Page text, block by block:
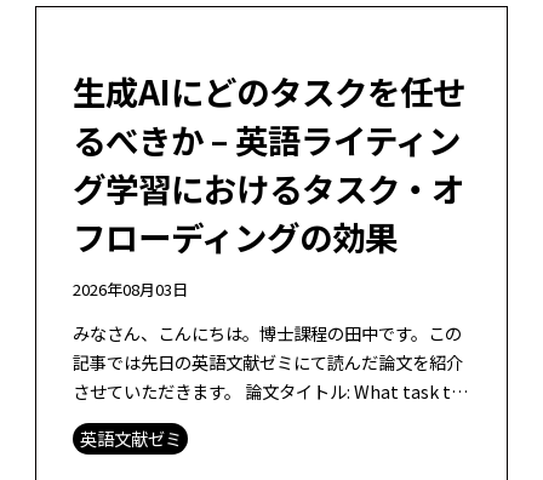
生成AIにどのタスクを任せ
るべきか – 英語ライティン
グ学習におけるタスク・オ
フローディングの効果
2026年08月03日
みなさん、こんにちは。博士課程の田中です。この
記事では先日の英語文献ゼミにて読んだ論文を紹介
させていただきます。 論文タイトル: What task to
英語文献ゼミ